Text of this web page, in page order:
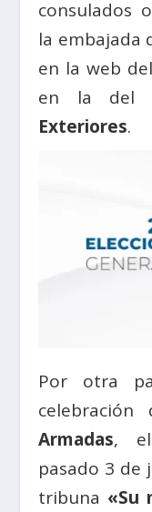
consulados
la embajada
en la web del
en la del
Exteriores.
Por otra
celebración
Armadas, el
pasado 3 de
tribuna «Su